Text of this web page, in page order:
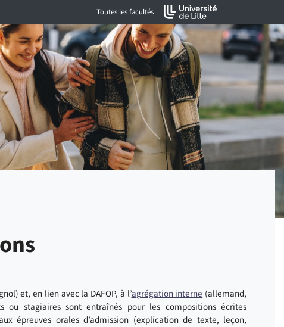
Toutes les facultés
et, en lien avec la DAFOP, à l’agrégation interne (allemand,
stagiaires sont entraînés pour les compositions écrites
épreuves orales d’admission (explication de texte, leçon,